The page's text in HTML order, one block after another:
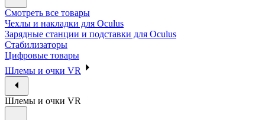
Смотреть все товары
Чехлы и накладки для Oculus
Зарядные станции и подставки для Oculus
Стабилизаторы
Цифровые товары
Шлемы и очки VR
Шлемы и очки VR